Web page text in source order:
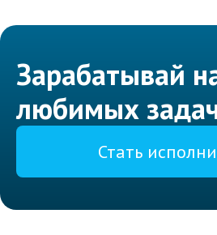
Зарабатывай
любимых
Стать